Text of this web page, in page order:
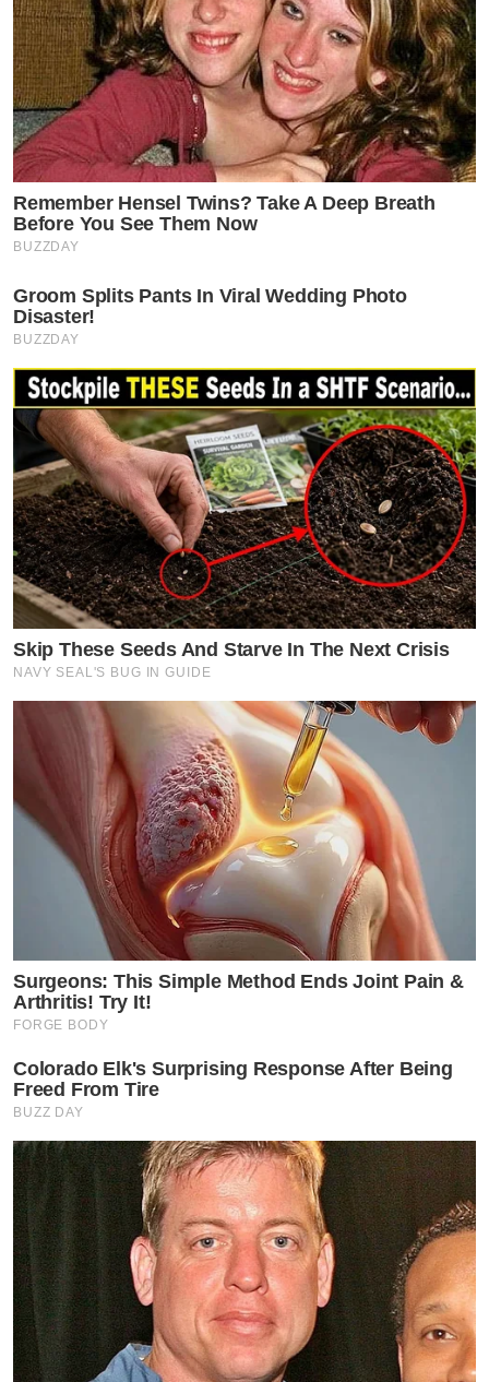
Remember Hensel Twins? Take A Deep Breath
Before You See Them Now
BUZZDAY
Groom Splits Pants In Viral Wedding Photo
Disaster!
BUZZDAY
Skip These Seeds And Starve In The Next Crisis
NAVY SEAL'S BUG IN GUIDE
Surgeons: This Simple Method Ends Joint Pain &
Arthritis! Try It!
FORGE BODY
Colorado Elk's Surprising Response After Being
Freed From Tire
BUZZ DAY